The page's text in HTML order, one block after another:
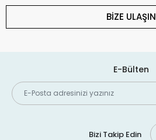
BİZE ULAŞIN
E-Bülten
Bizi Takip Edin